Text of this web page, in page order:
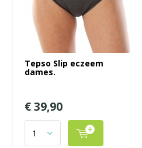
Tepso Slip eczeem
dames.
€ 39,90